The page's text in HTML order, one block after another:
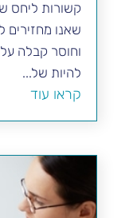
קשורות ליחס
שאנו
וחוסר קבלה על
להיות של...
קראו עוד